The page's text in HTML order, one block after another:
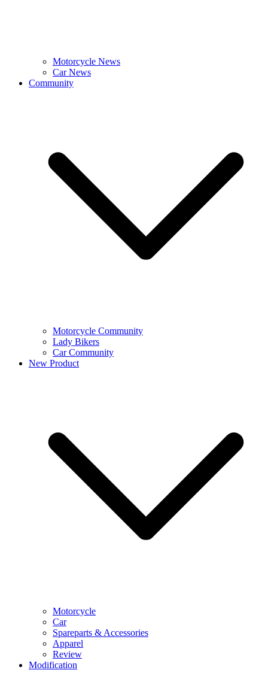
Motorcycle News
Car News
Community
Motorcycle Community
Lady Bikers
Car Community
New Product
Motorcycle
Car
Spareparts & Accessories
Apparel
Review
Modification